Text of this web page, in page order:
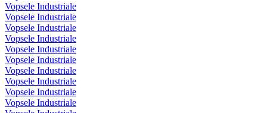
Vopsele Industriale
Vopsele Industriale
Vopsele Industriale
Vopsele Industriale
Vopsele Industriale
Vopsele Industriale
Vopsele Industriale
Vopsele Industriale
Vopsele Industriale
Vopsele Industriale